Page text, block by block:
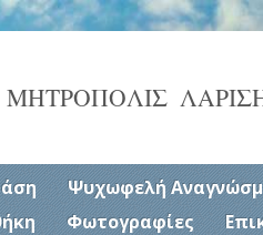
ΜΗΤΡΟΠΟΛΙΣ
Ψυχωφελή
Φωτογραφίες